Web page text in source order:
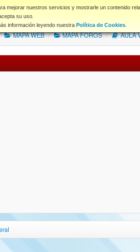
mejorar nuestros servicios y mostrarle un contenido
su uso.
información leyendo nuestra Política de Cookies
Portal Índice Foros FAQ
MAPA WEB / MAPA FOROS / AULA